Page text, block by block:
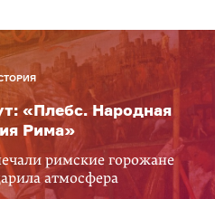
«Плебс. Народная
Рима»
римские горожане
атмосфера